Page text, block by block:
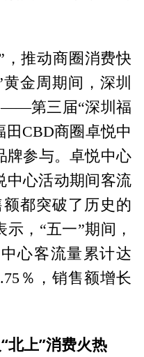
，推动商圈消费快
金周期间，深圳
——第三届“深圳福
田CBD商圈卓悦中
牌参与。卓悦中心
中心活动期间客流
额都突破了历史的
，“五一”期间，
心客流量累计达
％，销售额增长
北上”消费火热